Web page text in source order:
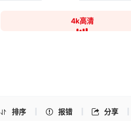
排序 报错 分享
扫黑·决不放弃 -4k高清
4k高清